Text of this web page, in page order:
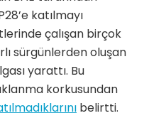
katılmayı
çalışan birçok
sürgünlerden oluşan
yarattı. Bu
korkusundan
belirtti.